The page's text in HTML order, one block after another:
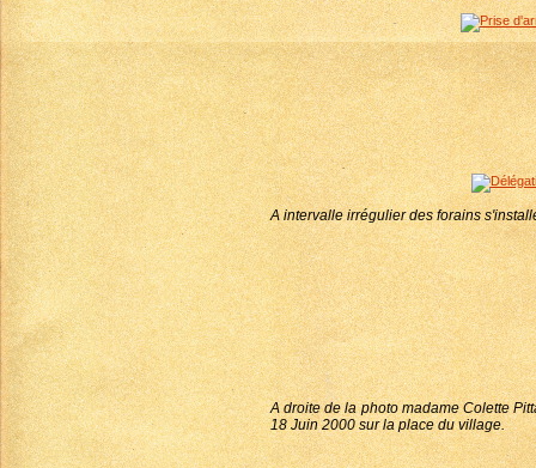
A intervalle irrégulier des forains
A droite de la photo madame Colette
18 Juin 2000 sur la place du village.